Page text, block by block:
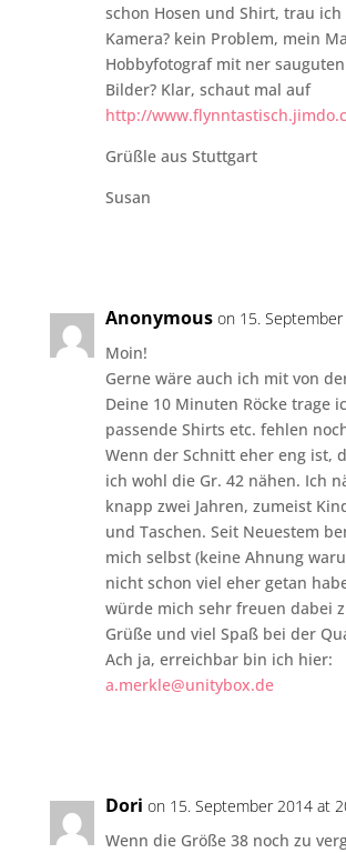
schon Hosen und Shirt, trau
Kamera? kein Problem, mein
Hobbyfotograf mit ner
Bilder? Klar, schaut mal auf
http://
Grüßle aus Stuttgart
Susan
Anonymous on 15.
Moin!
Gerne wäre auch ich mit von
Deine 10 Minuten Röcke trage
passende Shirts etc. fehlen
Wenn der Schnitt eher eng ist,
ich wohl die Gr. 42 nähen. Ich
knapp zwei Jahren, zumeist
und Taschen. Seit Neuestem
mich selbst (keine Ahnung
nicht schon viel eher getan
würde mich sehr freuen dabei
Grüße und viel Spaß bei der
Ach ja, erreichbar bin ich hier:
a.merkle@unitybox.de
Dori on 15. September 2014 at
Wenn die Größe 38 noch zu